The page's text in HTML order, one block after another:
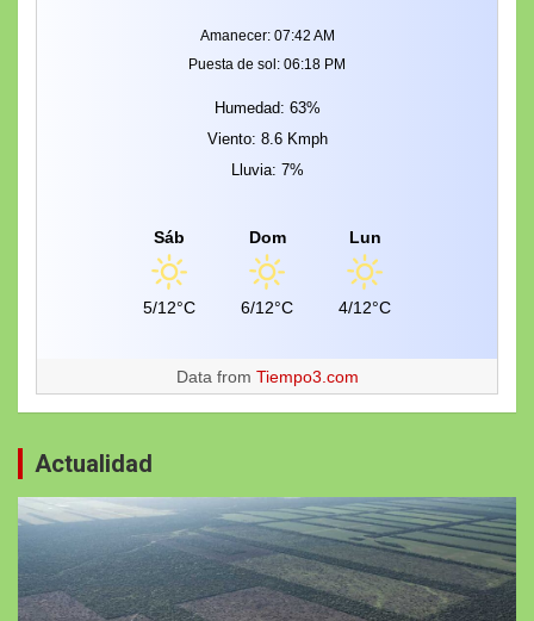
Amanecer: 07:42 AM
Puesta de sol: 06:18 PM
Humedad: 63%
Viento: 8.6 Kmph
Lluvia: 7%
Sáb
5/12°C
Dom
6/12°C
Lun
4/12°C
Data from Tiempo3.com
Actualidad